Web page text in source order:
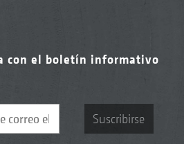
con el boletín informativo
Suscribirse